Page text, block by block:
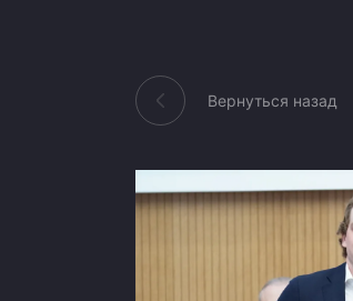
ХК Сочи
Дивизион
Динамо
Вернуться назад